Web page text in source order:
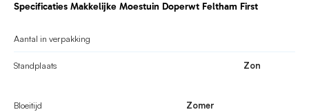
Specificaties Makkelijke Moestuin Doperwt Feltham First
Aantal in verpakking
Standplaats Zon
Bloeitijd Zomer